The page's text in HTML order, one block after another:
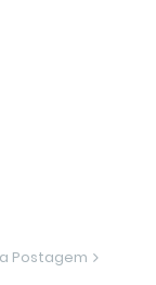
Postagem